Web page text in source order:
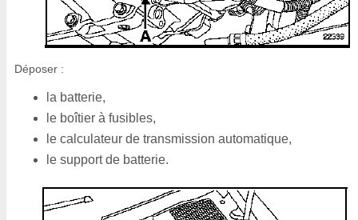
Déposer :
la batterie,
le boîtier à fusibles,
le calculateur de transmission automatique,
le support de batterie.